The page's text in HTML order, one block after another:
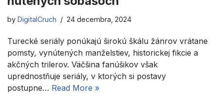
by DigitalCruch 24 decembra, 2024
Turecké seriály ponúkajú širokú škálu žánrov vrátane
pomsty, vynútených manželstiev, historickej fikcie a
akčných trilerov. Väčšina fanúšikov však
uprednostňuje seriály, v ktorých si postavy
postupne… Read More »